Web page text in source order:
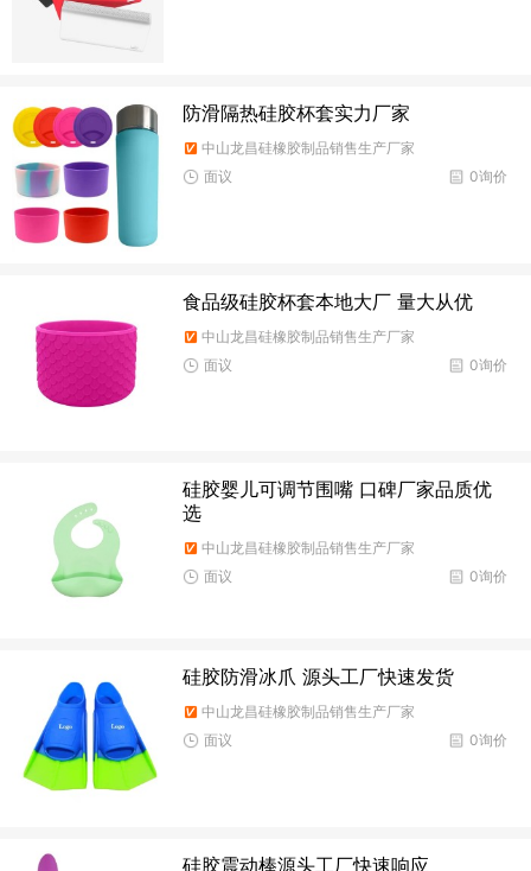
防滑隔热硅胶杯套实力厂家
中山龙昌硅橡胶制品销售生产厂家
0询价
面议
食品级硅胶杯套本地大厂 量大从优
中山龙昌硅橡胶制品销售生产厂家
0询价
面议
硅胶婴儿可调节围嘴 口碑厂家品质优
选
中山龙昌硅橡胶制品销售生产厂家
0询价
面议
硅胶防滑冰爪 源头工厂快速发货
中山龙昌硅橡胶制品销售生产厂家
0询价
面议
硅胶震动棒源头工厂快速响应